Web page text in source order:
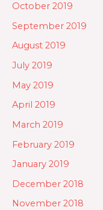
October 2019
September 2019
August 2019
July 2019
May 2019
April 2019
March 2019
February 2019
January 2019
December 2018
November 2018